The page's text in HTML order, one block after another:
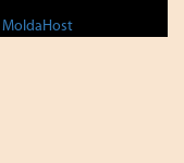
MoldaHost